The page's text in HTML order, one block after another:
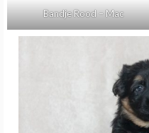
Bandje Rood – Mac